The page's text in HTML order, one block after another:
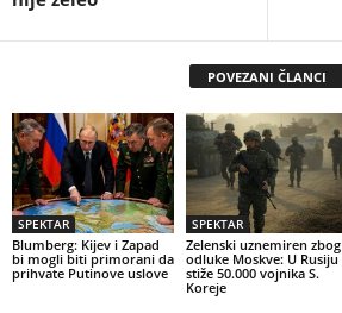
POVEZANI ČLANCI
SPEKTAR
Blumberg: Kijev i Zapad
bi mogli biti primorani da
prihvate Putinove uslove
SPEKTAR
Zelenski uznemiren zbog
odluke Moskve: U Rusiju
stiže 50.000 vojnika S.
Koreje